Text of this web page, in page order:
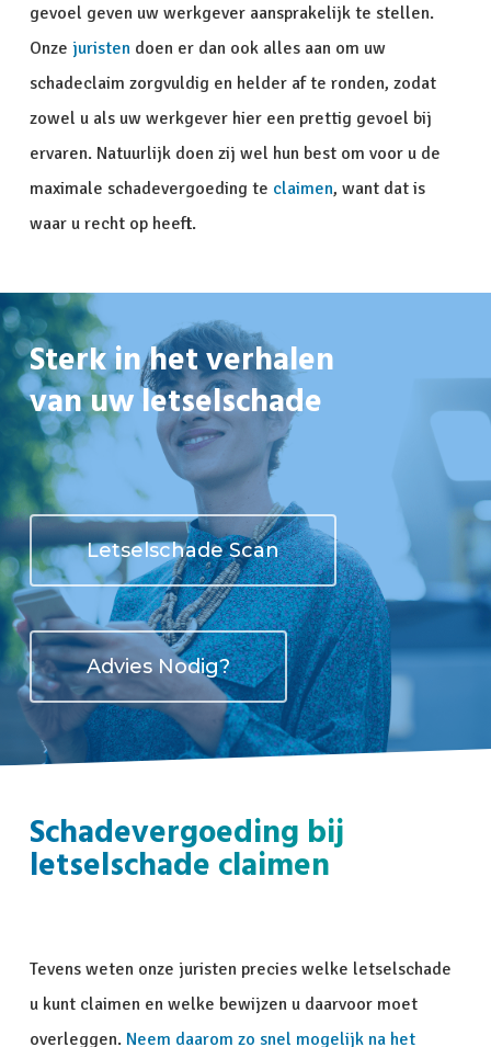
gevoel geven uw werkgever aansprakelijk te stellen.
Onze juristendoen er dan ook alles aan om uw
schadeclaim zorgvuldig en helder af te ronden, zodat
zowel u als uw werkgever hier een prettig gevoel bij
ervaren. Natuurlijk doen zij wel hun best om voor u de
maximale schadevergoeding te claimen, want dat is
waar u recht op heeft.
Sterk in het verhalen
van uw letselschade
Letselschade Scan
Advies Nodig?
Schadevergoeding bij
letselschade claimen
Tevens weten onze juristen precies welke letselschade
u kunt claimen en welke bewijzen u daarvoor moet
overleggen. Neem daarom zo snel mogelijk na het